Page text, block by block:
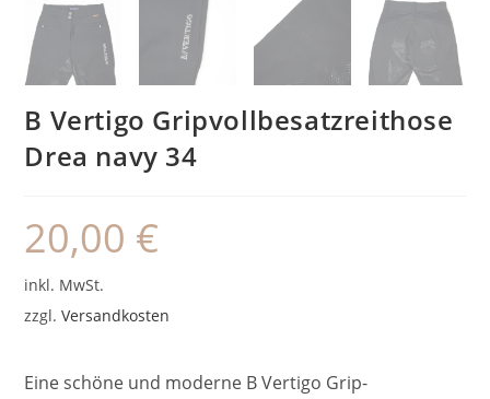
B Vertigo Gripvollbesatzreithose
Drea navy 34
20,00 €
inkl. MwSt.
zzgl.Versandkosten
Eine schöne und moderne B Vertigo Grip-